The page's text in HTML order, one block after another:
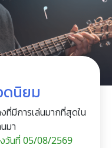
ดนิยม
ที่มีการเล่นมากที่สุดใน
มา
วันที่ 05/08/2569